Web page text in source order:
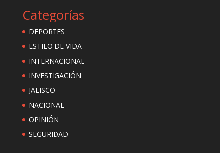
Categorías
DEPORTES
ESTILO DE VIDA
INTERNACIONAL
INVESTIGACIÓN
JALISCO
NACIONAL
OPINIÓN
SEGURIDAD